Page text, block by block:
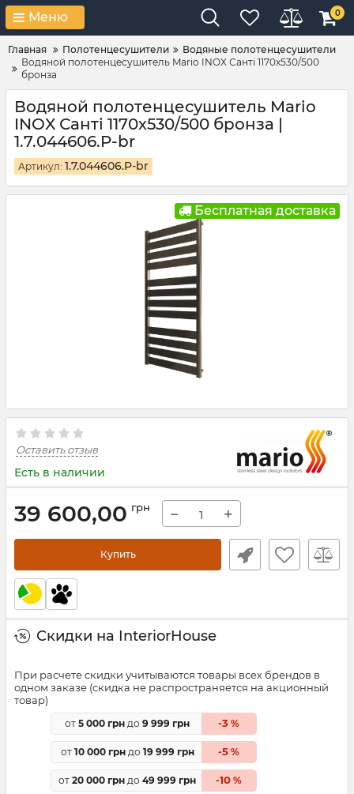
Меню 0
Главная Полотенцесушители
Водяные полотенцесушители
Водяной полотенцесушитель Mario INOX Санті 1170х530/500
бронза
Водяной полотенцесушитель Mario
INOX Санті 1170х530/500 бронза |
1.7.044606.P-br
Артикул: 1.7.044606.P-br
Бесплатная доставка
Оставить отзыв
Есть в наличии
39 600,00 грн − +
Купить
Скидки на InteriorHouse
При расчете скидки учитываются товары всех брендов в
одном заказе (скидка не распространяется на акционный
товар)
от 5 000 грн до 9 999 грн -3 %
от 10 000 грндо 19 999 грн -5 %
от 20 000 грн до 49 999 грн -10 %